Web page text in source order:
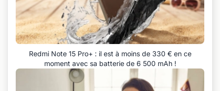
Redmi Note 15 Pro+ : il est à moins de 330 € en ce
moment avec sa batterie de 6 500 mAh !